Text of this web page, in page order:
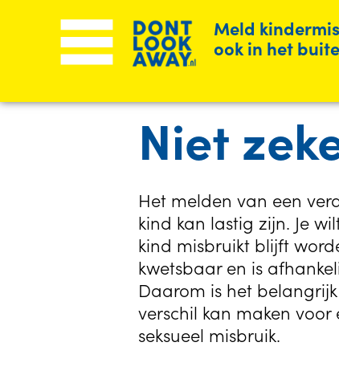
Don’t
website
Menu
Meld
ook in het
Niet
Het melden van een
kind kan lastig zijn. Je
kind misbruikt blijft
kwetsbaar en is
Daarom is het
verschil kan maken
seksueel misbruik.